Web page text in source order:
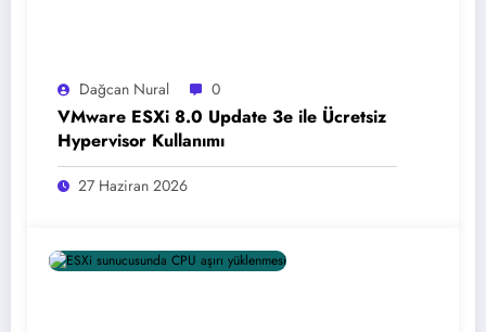
Dağcan Nural 0
VMware ESXi 8.0 Update 3e ile Ücretsiz
Hypervisor Kullanımı
27 Haziran 2026